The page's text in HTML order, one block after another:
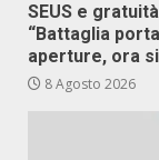
SEUS e
“Battaglia
aperture, ora
8 Agosto 2026